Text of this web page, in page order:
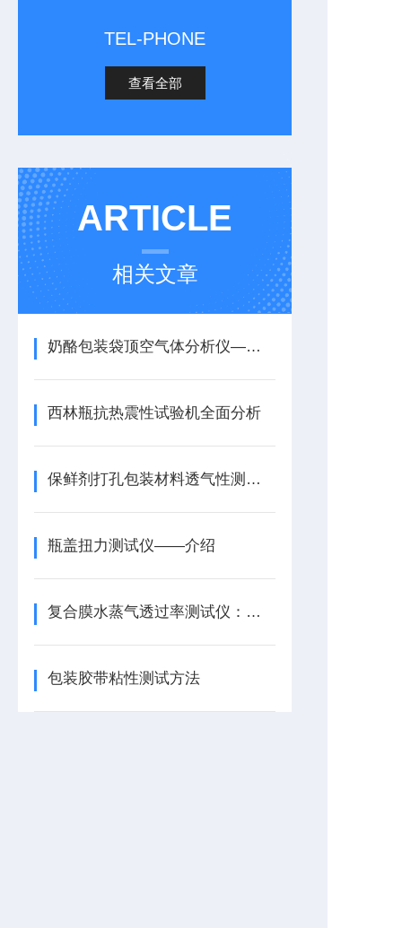
TEL-PHONE
查看全部
ARTICLE
相关文章
奶酪包装袋顶空气体分析仪——综述
西林瓶抗热震性试验机全面分析
保鲜剂打孔包装材料透气性测试仪——透气度测试仪
瓶盖扭力测试仪——介绍
复合膜水蒸气透过率测试仪：特点与应用
包装胶带粘性测试方法